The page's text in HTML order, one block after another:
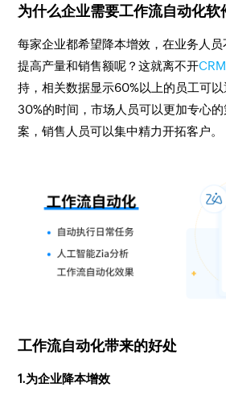
为什么企业需要工作流自动化软
每家企业都希望降本增效，在业务人
提高产量和销售额呢？这就离不开
持，相关数据显示60%以上的员工可
30%的时间，市场人员可以更加专心
案，销售人员可以集中精力开拓客户。
工作流自动化带来的好处
1.为企业降本增效